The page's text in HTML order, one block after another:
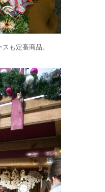
も定番商品。